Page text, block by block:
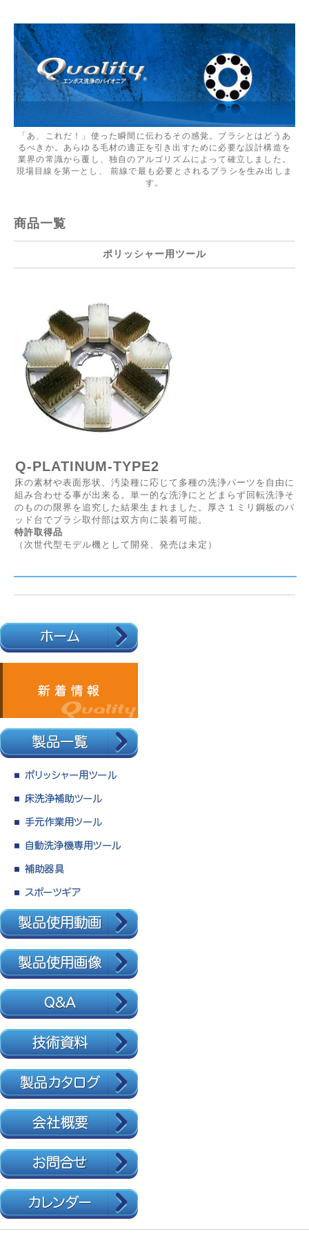
「あ、これだ！」使った瞬間に伝わるその感覚。ブラシとはどうあ
るべきか。あらゆる毛材の適正を引き出すために必要な設計構造を
業界の常識から覆し、独自のアルゴリズムによって確立しました。
現場目線を第一とし、 前線で最も必要とされるブラシを生み出しま
す。
商品一覧
ポリッシャー用ツール
Q-PLATINUM-TYPE2
床の素材や表面形状、汚染種に応じて多種の洗浄パーツを自由に
組み合わせる事が出来る。単一的な洗浄にとどまらず回転洗浄そ
のものの限界を追究した結果生まれました。厚さ１ミリ鋼板のパ
ッド台でブラシ取付部は双方向に装着可能。
特許取得品
（次世代型モデル機として開発、発売は未定）